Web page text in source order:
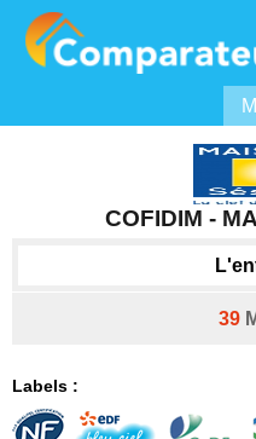
COFIDIM -
39
Labels :